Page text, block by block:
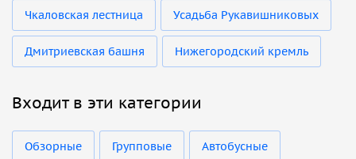
Чкаловская лестница Усадьба Рукавишниковых
Дмитриевская башня Нижегородский кремль
Входит в эти категории
Обзорные Групповые Автобусные